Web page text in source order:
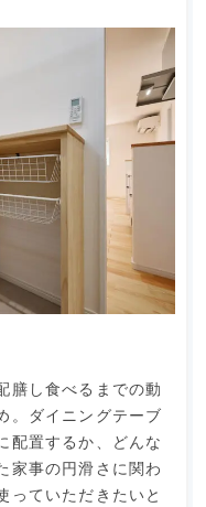
膳し食べるまでの動
。ダイニングテーブ
配置するか、どんな
家事の円滑さに関わ
っていただきたいと